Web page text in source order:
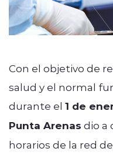
Con el objetivo de
salud y el normal
durante el 1 de
Punta Arenas dio a
horarios de la red